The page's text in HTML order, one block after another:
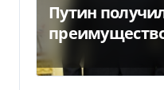
Путин
благодаря
США